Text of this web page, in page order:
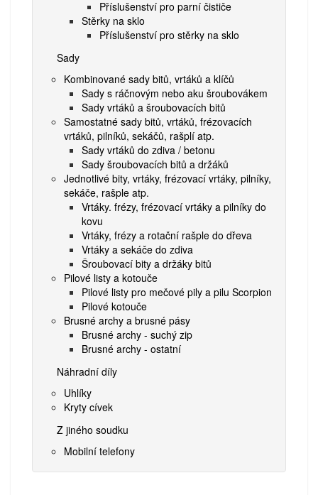
Příslušenství pro parní čističe
Stěrky na sklo
Příslušenství pro stěrky na sklo
Sady
Kombinované sady bitů, vrtáků a klíčů
Sady s ráčnovým nebo aku šroubovákem
Sady vrtáků a šroubovacích bitů
Samostatné sady bitů, vrtáků, frézovacích
vrtáků, pilníků, sekáčů, rašplí atp.
Sady vrtáků do zdiva / betonu
Sady šroubovacích bitů a držáků
Jednotlivé bity, vrtáky, frézovací vrtáky, pilníky,
sekáče, rašple atp.
Vrtáky. frézy, frézovací vrtáky a pilníky do
kovu
Vrtáky, frézy a rotační rašple do dřeva
Vrtáky a sekáče do zdiva
Šroubovací bity a držáky bitů
Pilové listy a kotouče
Pilové listy pro mečové pily a pilu Scorpion
Pilové kotouče
Brusné archy a brusné pásy
Brusné archy - suchý zip
Brusné archy - ostatní
Náhradní díly
Uhlíky
Kryty cívek
Z jiného soudku
Mobilní telefony